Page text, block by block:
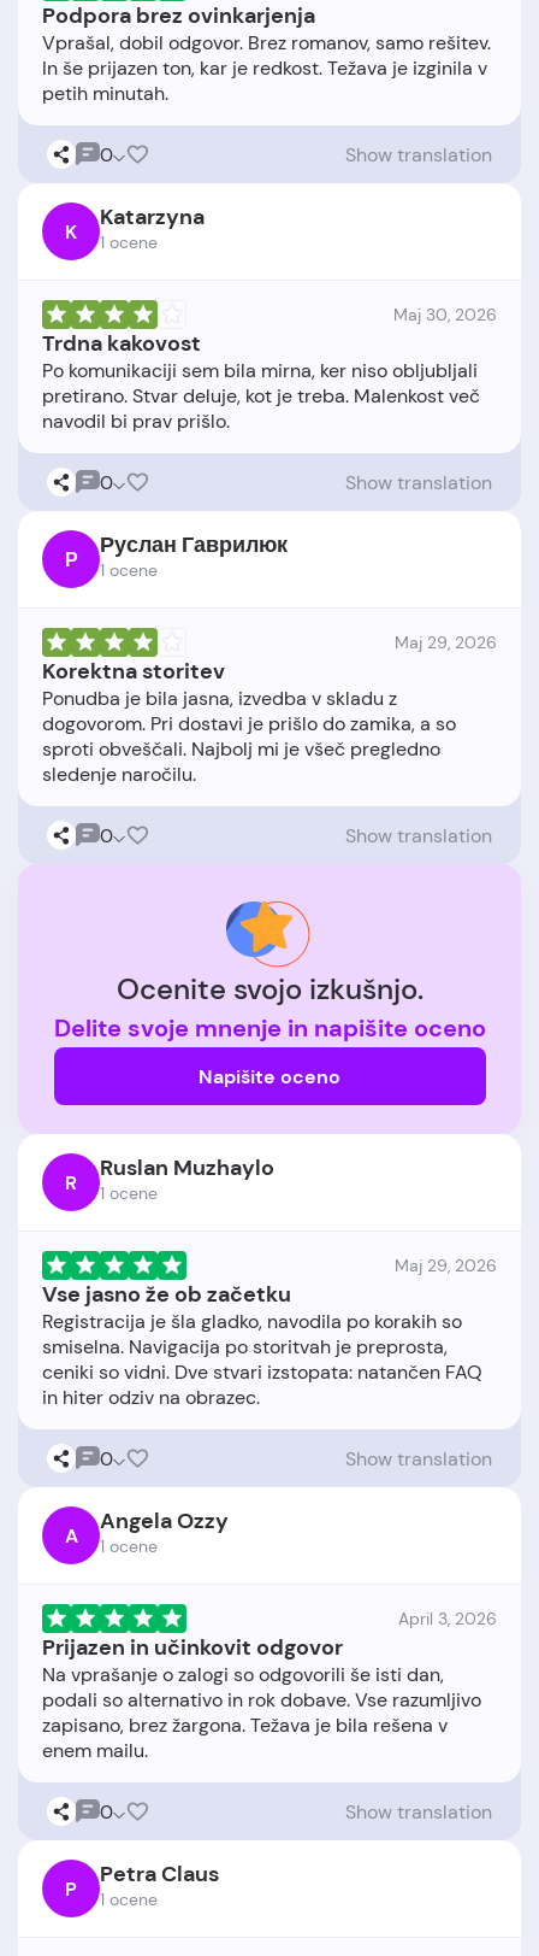
Podpora brez ovinkarjenja
Vprašal, dobil odgovor. Brez romanov, samo rešitev.
In še prijazen ton, kar je redkost. Težava je izginila v
0 Show translation
K Katarzyna
1 ocene
Maj 30, 2026
Trdna kakovost
Po komunikaciji sem bila mirna, ker niso obljubljali
pretirano. Stvar deluje, kot je treba. Malenkost več
0 Show translation
Р Руслан Гаврилюк
1 ocene
Maj 29, 2026
Korektna storitev
Ponudba je bila jasna, izvedba v skladu z
dogovorom. Pri dostavi je prišlo do zamika, a so
sproti obveščali. Najbolj mi je všeč pregledno
0 Show translation
Ocenite svojo izkušnjo.
Delite svoje mnenje in napišite oceno
Napišite oceno
R Ruslan Muzhaylo
1 ocene
Maj 29, 2026
Vse jasno že ob začetku
Registracija je šla gladko, navodila po korakih so
smiselna. Navigacija po storitvah je preprosta,
ceniki so vidni. Dve stvari izstopata: natančen FAQ
0 Show translation
A Angela Ozzy
1 ocene
April 3, 2026
Prijazen in učinkovit odgovor
Na vprašanje o zalogi so odgovorili še isti dan,
podali so alternativo in rok dobave. Vse razumljivo
zapisano, brez žargona. Težava je bila rešena v
0 Show translation
P Petra Claus
1 ocene